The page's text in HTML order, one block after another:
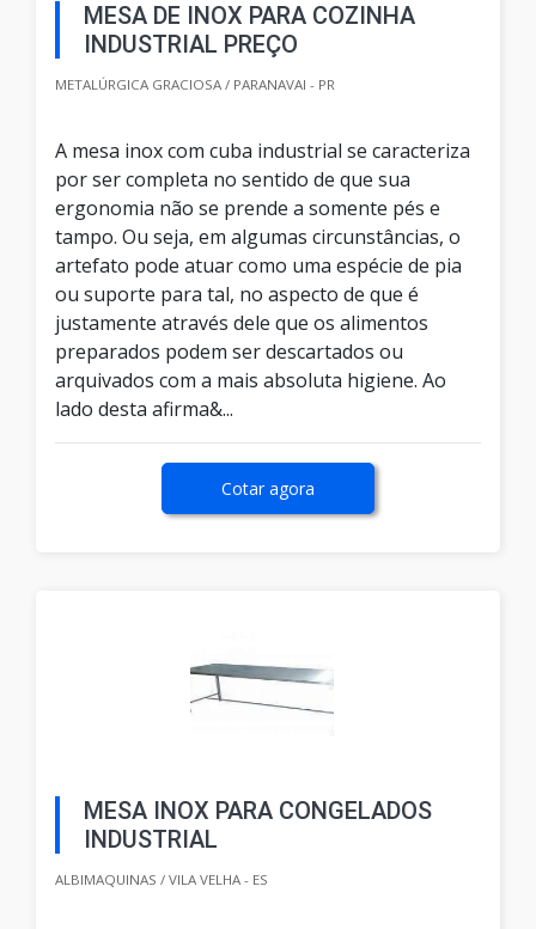
MESA DE INOX PARA COZINHA
INDUSTRIAL PREÇO
METALÚRGICA GRACIOSA / PARANAVAI - PR
A mesa inox com cuba industrial se caracteriza
por ser completa no sentido de que sua
ergonomia não se prende a somente pés e
tampo. Ou seja, em algumas circunstâncias, o
artefato pode atuar como uma espécie de pia
ou suporte para tal, no aspecto de que é
justamente através dele que os alimentos
preparados podem ser descartados ou
arquivados com a mais absoluta higiene. Ao
lado desta afirma&...
Cotar agora
MESA INOX PARA CONGELADOS
INDUSTRIAL
ALBIMAQUINAS / VILA VELHA - ES